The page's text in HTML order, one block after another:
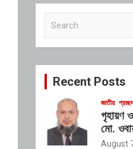
c
Recent Posts
জাতীয়
গৃহায়ণ
মো.
August